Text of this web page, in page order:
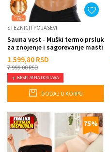
STEZNICI I POJASEVI
Sauna vest - Muški termo prsluk
za znojenje i sagorevanje masti
1.599,80 RSD
7.999,00RSD
BESPLATNA DOSTAVA
DODAJ U KORPU
75%